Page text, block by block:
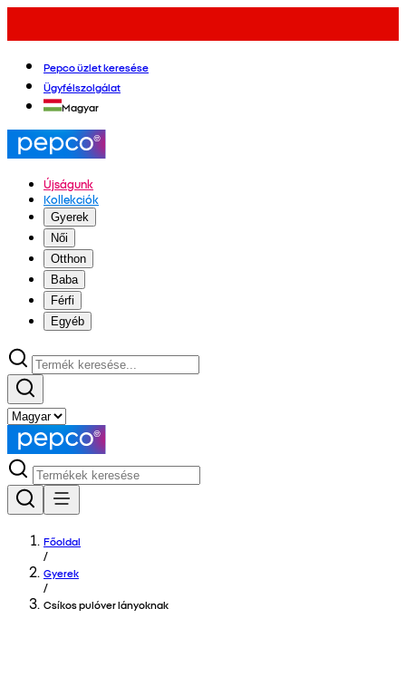
Pepco üzlet keresése
Ügyfélszolgálat
Magyar
Újságunk
Kollekciók
Gyerek
Női
Otthon
Baba
Férfi
Egyéb
Főoldal
/
Gyerek
/
Csíkos pulóver lányoknak